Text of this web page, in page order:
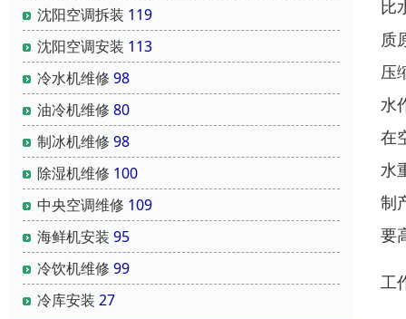
沈阳空调拆装 119
沈阳空调安装 113
冷水机维修 98
油冷机维修 80
制冰机维修 98
除湿机维修 100
中央空调维修 109
海鲜机安装 95
冷饮机维修 99
冷库安装 27
比
质
压
水
在
水
制
要
工